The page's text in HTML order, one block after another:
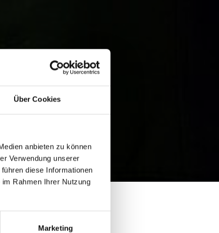
Über Cookies
anbieten zu können
Verwendung unserer
diese Informationen
Rahmen Ihrer Nutzung
Marketing